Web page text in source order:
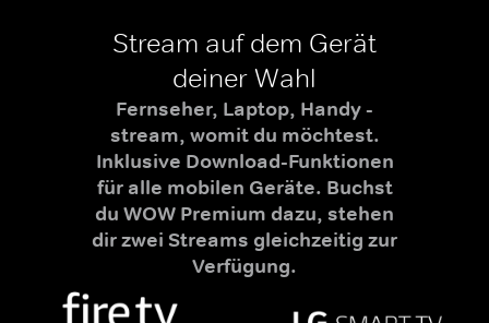
Stream auf dem Gerät
deiner Wahl
Fernseher, Laptop, Handy -
stream, womit du möchtest.
Inklusive Download-Funktionen
für alle mobilen Geräte. Buchst
du WOW Premium dazu, stehen
dir zwei Streams gleichzeitig zur
Verfügung.